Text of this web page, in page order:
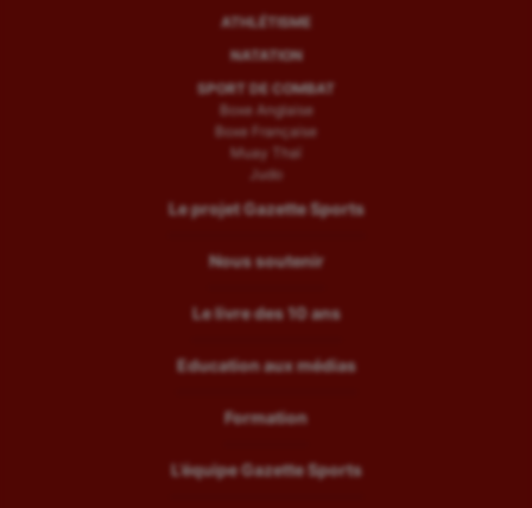
ATHLÉTISME
NATATION
SPORT DE COMBAT
Boxe Anglaise
Boxe Française
Muay Thaï
Judo
Le projet Gazette Sports
Nous soutenir
Le livre des 10 ans
Education aux médias
Formation
L’équipe Gazette Sports